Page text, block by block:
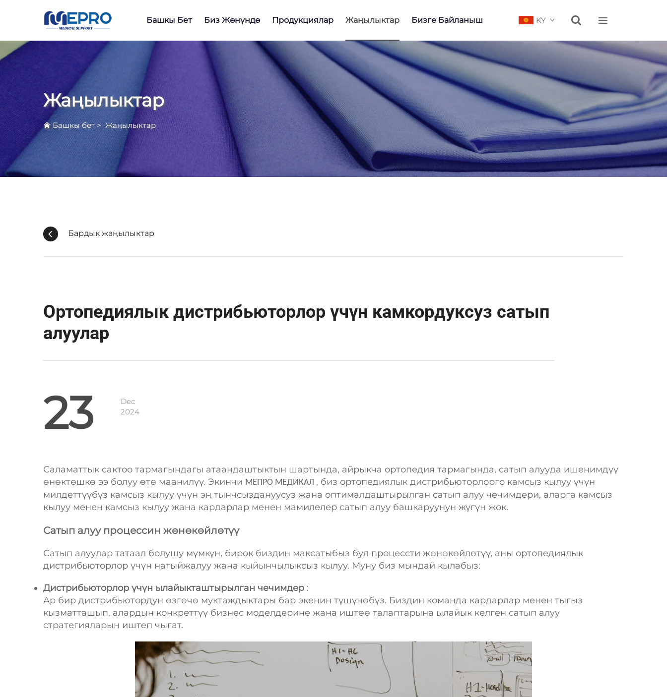
Башкы Бет Биз Жөнүндө Продукциялар Жаңылыктар Бизге Байланыш KY  
Жаңылыктар
Башкы бет>Жаңылыктар
Бардык жаңылыктар
Ортопедиялык дистрибьюторлор үчүн камкордуксуз сатып
алуулар
23
Dec
2024
Саламаттык сактоо тармагындагы атаандаштыктын шартында, айрыкча ортопедия тармагында, сатып алууда ишенимдүү
өнөктөшкө ээ болуу өтө маанилүү. Экинчи МЕПРО МЕДИКАЛ , биз ортопедиялык дистрибьюторлорго камсыз кылуу үчүн
милдеттүүбүз камсыз кылуу үчүн эң тынчсыздануусуз жана оптималдаштырылган сатып алуу чечимдери, аларга камсыз
кылуу менен камсыз кылуу жана кардарлар менен мамилелер сатып алуу башкаруунун жүгүн жок.
Сатып алуу процессин жөнөкөйлөтүү
Сатып алуулар татаал болушу мүмкүн, бирок биздин максатыбыз бул процессти жөнөкөйлөтүү, аны ортопедиялык
дистрибьюторлор үчүн натыйжалуу жана кыйынчылыксыз кылуу. Муну биз мындай кылабыз:
Дистрибьюторлор үчүн ылайыкташтырылган чечимдер :
Ар бир дистрибьютордун өзгөчө муктаждыктары бар экенин түшүнөбүз. Биздин команда кардарлар менен тыгыз
кызматташып, алардын конкреттүү бизнес моделдерине жана иштөө талаптарына ылайык келген сатып алуу
стратегияларын иштеп чыгат.